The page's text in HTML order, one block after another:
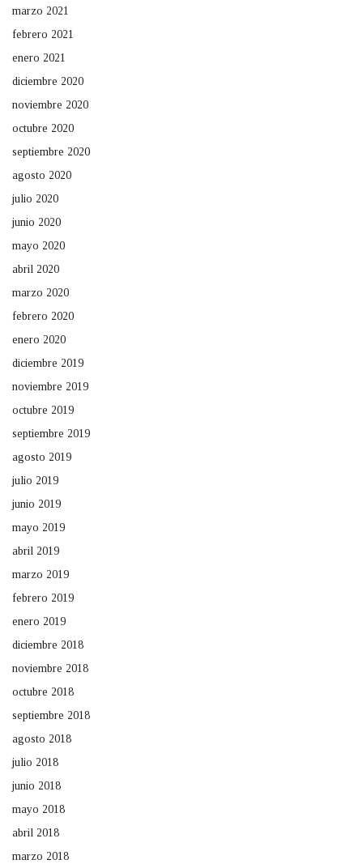
marzo 2021
febrero 2021
enero 2021
diciembre 2020
noviembre 2020
octubre 2020
septiembre 2020
agosto 2020
julio 2020
junio 2020
mayo 2020
abril 2020
marzo 2020
febrero 2020
enero 2020
diciembre 2019
noviembre 2019
octubre 2019
septiembre 2019
agosto 2019
julio 2019
junio 2019
mayo 2019
abril 2019
marzo 2019
febrero 2019
enero 2019
diciembre 2018
noviembre 2018
octubre 2018
septiembre 2018
agosto 2018
julio 2018
junio 2018
mayo 2018
abril 2018
marzo 2018